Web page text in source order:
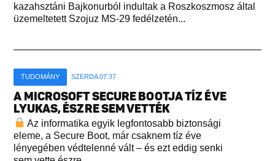
kazahsztáni Bajkonurból indultak a Roszkoszmosz által
üzemeltetett Szojuz MS-29 fedélzetén...
TUDOMÁNY SZERDA 07:37
A MICROSOFT SECURE BOOTJA TÍZ ÉVE
LYUKAS, ÉSZRE SEM VETTÉK
Az informatika egyik legfontosabb biztonsági
eleme, a Secure Boot, már csaknem tíz éve
lényegében védtelenné vált – és ezt eddig senki